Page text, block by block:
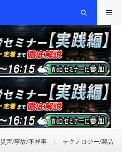
災害/事故/不祥事 テクノロジー/製品